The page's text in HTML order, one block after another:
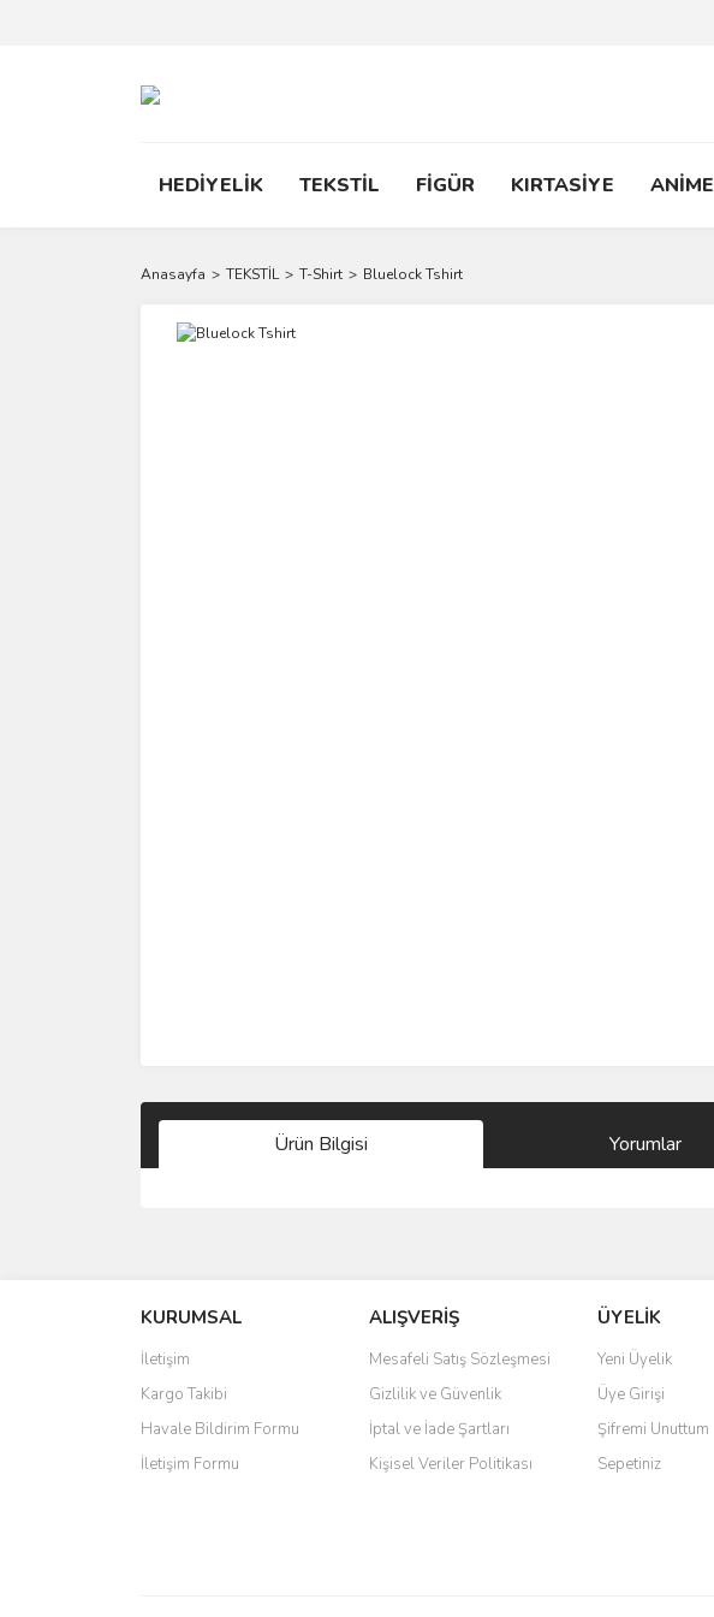
HEDİYELİK TEKSTİL FİGÜR KIRTASİYE ANİME
Anasayfa TEKSTİL T-Shirt Bluelock Tshirt
Ürün Bilgisi Yorumlar
Ürün resmi kalitesiz, bozuk veya görüntülenemiyor.
Ürün açıklamasında eksik bilgiler bulunuyor.
Ürün bilgilerinde hatalar bulunuyor.
Ürün fiyatı diğer sitelerden daha pahalı.
Bu ürüne benzer farklı alternatifler olmalı.
KURUMSAL
İletişim
Kargo Takibi
Havale Bildirim Formu
İletişim Formu
ALIŞVERİŞ
Mesafeli Satış Sözleşmesi
Gizlilik ve Güvenlik
İptal ve İade Şartları
Kişisel Veriler Politikası
ÜYELİK
Yeni Üyelik
Üye Girişi
Şifremi Unuttum
Sepetiniz